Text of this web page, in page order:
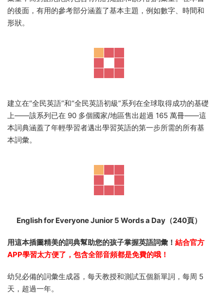
幫助加強字母識别。迷人的場景和插圖有助于将每個單詞放在
上下文中，朗朗上口的歌曲使學習和說新單詞的過程變得有
趣。每頁頂部的字母欄可幫助孩子記住字母的順序并在書中找
到自己的位置。有關圖片的有趣事實有助于孩子們建立新的詞
的後面，有用的參考部分涵蓋了基本主題，例如數字、時間和
建立在“全民英語”和“全民英語初級”系列在全球取得成功的基礎
本詞典涵蓋了年輕學習者邁出學習英語的第一步所需的所有基
本詞彙。